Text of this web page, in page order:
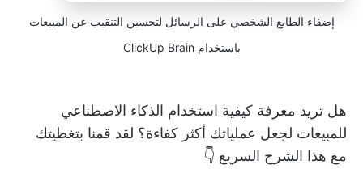
إضفاء الطابع الشخصي على الرسائل لتحسين التنقيب عن المبيعات
باستخدام ClickUp Brain
هل تريد معرفة كيفية استخدام الذكاء الاصطناعي
للمبيعات لجعل عملياتك أكثر كفاءة؟ لقد قمنا بتغطيتك
مع هذا الشرح السريع 👇